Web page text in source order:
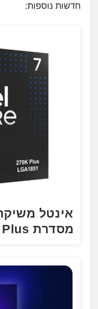
חדשות נוספות:
אינטל
מסדרת Core Ultra 200S Plus